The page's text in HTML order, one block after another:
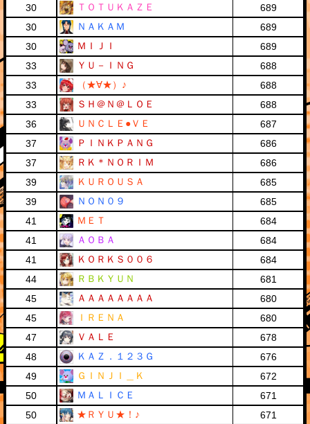
30
ＴＯＴＵＫＡＺＥ
689
30
ＮＡＫＡＭ
689
30
ＭＩＪＩ
689
33
ＹＵ－ＩＮＧ
688
33
（★∀★）♪
688
33
ＳＨ＠Ｎ＠ＬＯＥ
688
36
ＵＮＣＬＥ●ＶＥ
687
37
ＰＩＮＫＰＡＮＧ
686
37
ＲＫ＊ＮＯＲＩＭ
686
39
ＫＵＲＯＵＳＡ
685
39
ＮＯＮ０９
685
41
ＭＥＴ
684
41
ＡＯＢＡ
684
41
ＫＯＲＫＳ００６
684
44
ＲＢＫＹＵＮ
681
45
ＡＡＡＡＡＡＡＡ
680
45
ＩＲＥＮＡ
680
47
ＶＡＬＥ
678
48
ＫＡＺ．１２３Ｇ
676
49
ＧＩＮＪＩ＿Ｋ
672
50
ＭＡＬＩＣＥ
671
50
★ＲＹＵ★！♪
671